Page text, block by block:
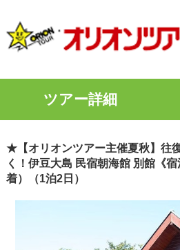
ツアー詳細
★【オリオンツアー主催夏秋】往
く！伊豆大島 民宿朝海館 別館《
着）（1泊2日）